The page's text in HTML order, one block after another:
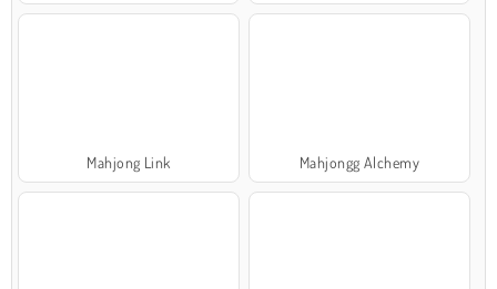
Mahjong Link Mahjongg Alchemy